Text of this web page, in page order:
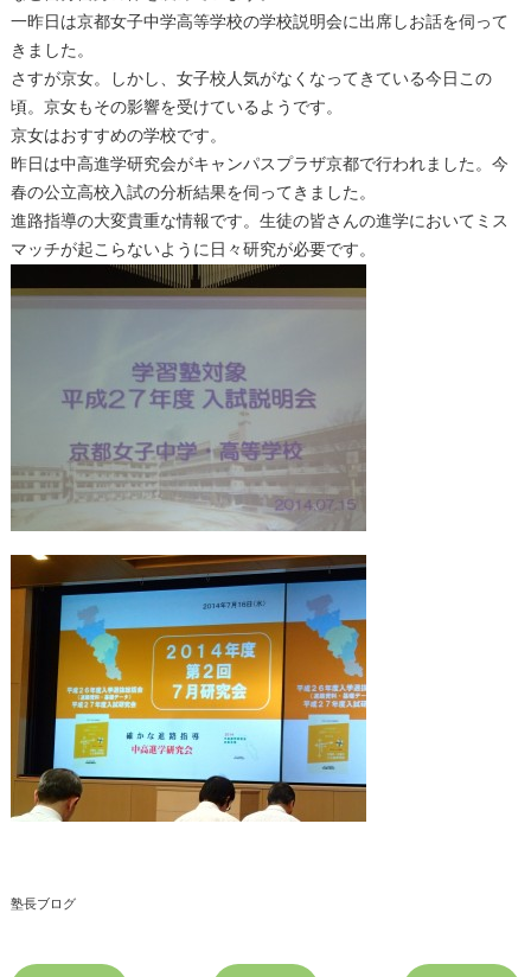
一昨日は京都女子中学高等学校の学校説明会に出席しお話を伺って
きました。
さすが京女。しかし、女子校人気がなくなってきている今日この
頃。京女もその影響を受けているようです。
京女はおすすめの学校です。
昨日は中高進学研究会がキャンパスプラザ京都で行われました。今
春の公立高校入試の分析結果を伺ってきました。
進路指導の大変貴重な情報です。生徒の皆さんの進学においてミス
マッチが起こらないように日々研究が必要です。
塾長ブログ